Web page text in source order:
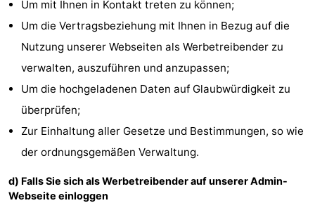
Vlaanderen
-
Nieuwvliet
Sluis
-
Cadzand
Natur
Het
Wetter
Kontakt
Um mit Ihnen in Kontakt treten zu können;
Um die Vertragsbeziehung mit Ihnen in Bezug auf die
Nutzung unserer Webseiten als Werbetreibender zu
verwalten, auszuführen und anzupassen;
Um die hochgeladenen Daten auf Glaubwürdigkeit zu
überprüfen;
Zur Einhaltung aller Gesetze und Bestimmungen, so wie
der ordnungsgemäßen Verwaltung.
d) Falls Sie sich als Werbetreibender auf unserer Admin-
Webseite einloggen